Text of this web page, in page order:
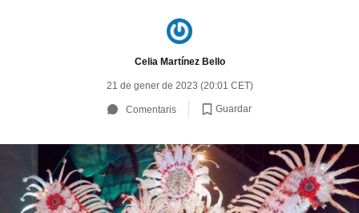
Celia Martínez Bello
21 de gener de 2023 (20:01 CET)
Comentaris Guardar